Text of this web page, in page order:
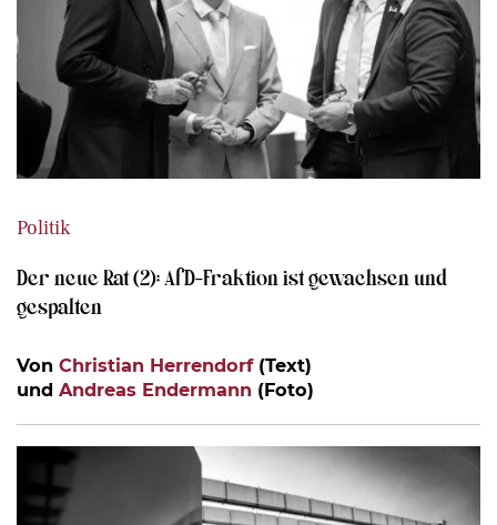
Politik
Der neue Rat (2): AfD-Fraktion ist gewachsen und
gespalten
Von Christian Herrendorf(Text)
und Andreas Endermann (Foto)